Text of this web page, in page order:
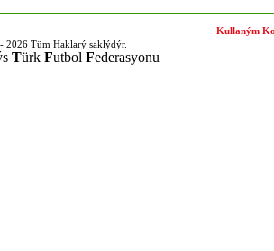
2026 Tüm Haklarý saklýdýr.
Türk Futbol Federasyonu
Kullaným